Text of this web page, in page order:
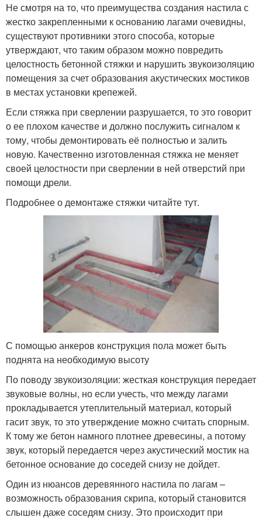
Не смотря на то, что преимущества создания настила с
жестко закрепленными к основанию лагами очевидны,
существуют противники этого способа, которые
утверждают, что таким образом можно повредить
целостность бетонной стяжки и нарушить звукоизоляцию
помещения за счет образования акустических мостиков
в местах установки крепежей.
Если стяжка при сверлении разрушается, то это говорит
о ее плохом качестве и должно послужить сигналом к
тому, чтобы демонтировать её полностью и залить
новую. Качественно изготовленная стяжка не меняет
своей целостности при сверлении в ней отверстий при
помощи дрели.
Подробнее о демонтаже стяжки читайте тут.
С помощью анкеров конструкция пола может быть
поднята на необходимую высоту
По поводу звукоизоляции: жесткая конструкция передает
звуковые волны, но если учесть, что между лагами
прокладывается утеплительный материал, который
гасит звук, то это утверждение можно считать спорным.
К тому же бетон намного плотнее древесины, а потому
звук, который передается через акустический мостик на
бетонное основание до соседей снизу не дойдет.
Один из нюансов деревянного настила по лагам –
возможность образования скрипа, который становится
слышен даже соседям снизу. Это происходит при